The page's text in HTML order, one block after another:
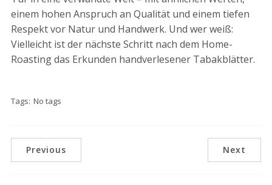
einem hohen Anspruch an Qualität und einem tiefen
Respekt vor Natur und Handwerk. Und wer weiß:
Vielleicht ist der nächste Schritt nach dem Home-
Roasting das Erkunden handverlesener Tabakblätter.
Tags: No tags
Previous Next